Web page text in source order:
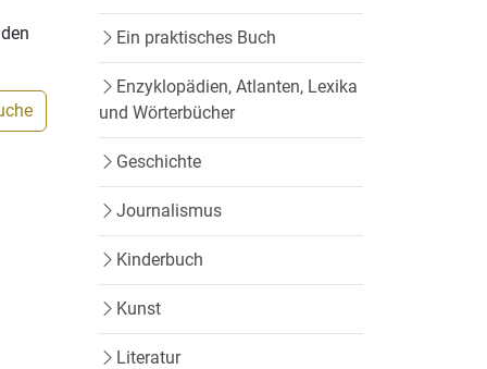
Ein praktisches Buch
Enzyklopädien, Atlanten, Lexika
und Wörterbücher
Geschichte
Journalismus
Kinderbuch
Kunst
Literatur